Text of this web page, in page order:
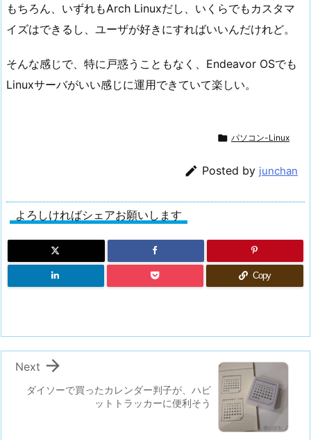
もちろん、いずれもArch Linuxだし、いくらでもカスタマ
イズはできるし、ユーザが好きにすればいいんだけれど。
そんな感じで、特に戸惑うこともなく、Endeavor OSでも
Linuxサーバがいい感じに運用できていて楽しい。
 パソコン-Linux
 Posted by junchan
よろしければシェアお願いします
Copy
ダイソーで買ったカレンダー判子が、ハビ
ットトラッカーに便利そう

Next